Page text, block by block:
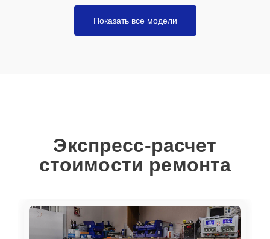
Показать все модели
Экспресс-расчет
стоимости ремонта